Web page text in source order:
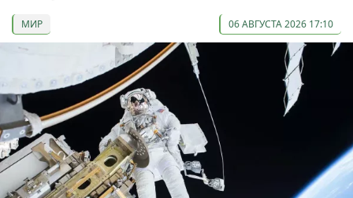
МИР 06 АВГУСТА 2026 17:10